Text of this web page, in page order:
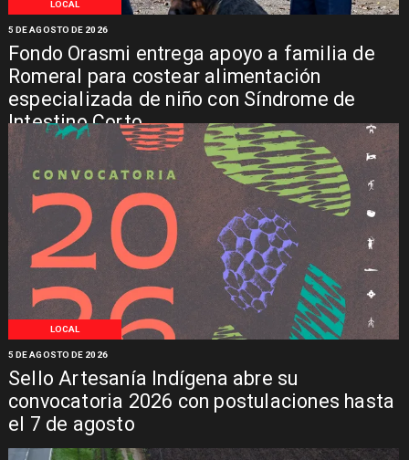
LOCAL
Fondo Orasmi entrega apoyo a familia de
Romeral para costear alimentación
especializada de niño con Síndrome de
Intestino Corto
5 DE AGOSTO DE 2026
LOCAL
Sello Artesanía Indígena abre su
convocatoria 2026 con postulaciones hasta
el 7 de agosto
5 DE AGOSTO DE 2026